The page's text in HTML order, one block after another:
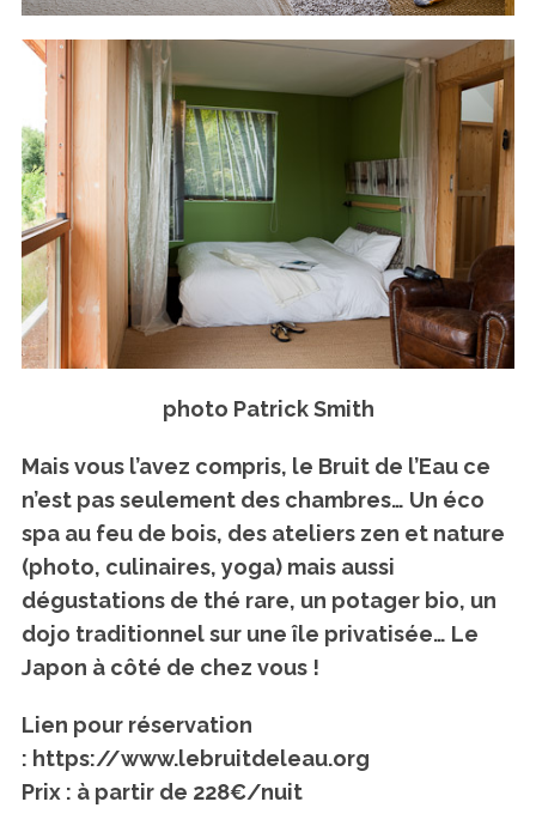
photo Patrick Smith
Mais vous l’avez compris, le Bruit de l’Eau ce
n’est pas seulement des chambres… Un éco
spa au feu de bois, des ateliers zen et nature
(photo, culinaires, yoga) mais aussi
dégustations de thé rare, un potager bio, un
dojo traditionnel sur une île privatisée… Le
Japon à côté de chez vous !
Lien pour réservation
: https://www.lebruitdeleau.org
Prix : à partir de 228€/nuit